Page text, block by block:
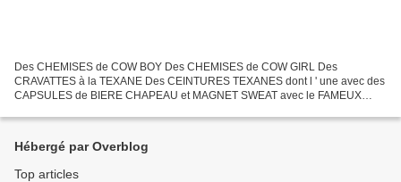
Des CHEMISES de COW BOY Des CHEMISES de COW GIRL Des
CRAVATTES à la TEXANE Des CEINTURES TEXANES dont l ' une avec des
CAPSULES de BIERE CHAPEAU et MAGNET SWEAT avec le FAMEUX
viens de découvrir...
Hébergé par Overblog
Top articles